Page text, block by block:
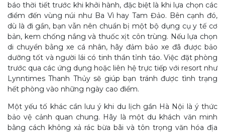
báo thời tiết trước khi khởi hành, đặc biệt là khi lựa chọn các
điểm đến vùng núi như Ba Vì hay Tam Đảo. Bên cạnh đó,
dù là đi gần, bạn vẫn nên chuẩn bị một bộ dụng cụ y tế cơ
bản, kem chống nắng và thuốc xịt côn trùng. Nếu lựa chọn
di chuyển bằng xe cá nhân, hãy đảm bảo xe đã được bảo
dưỡng tốt và người lái có tinh thần tỉnh táo. Việc đặt phòng
trước qua các ứng dụng hoặc liên hệ trực tiếp với resort như
Lynntimes Thanh Thủy sẽ giúp bạn tránh được tình trạng
hết phòng vào những ngày cao điểm.
Một yếu tố khác cần lưu ý khi du lịch gần Hà Nội là ý thức
bảo vệ cảnh quan chung. Hãy là một du khách văn minh
bằng cách không xả rác bừa bãi và tôn trọng văn hóa địa